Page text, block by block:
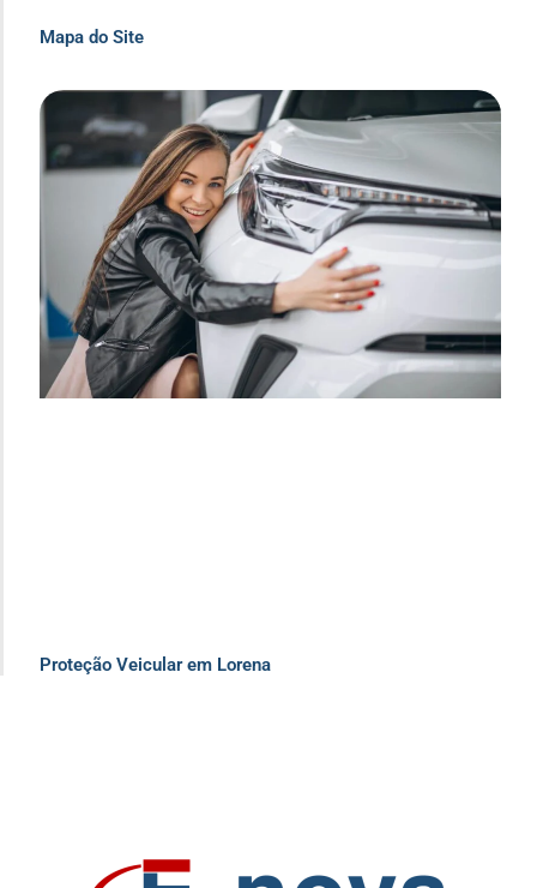
Mapa do Site
Proteção Veicular em Lorena